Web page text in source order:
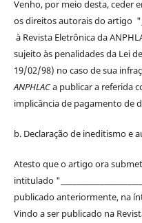
Venho, por meio desta, ceder
osdireitosautoraisdo artigo
à Revista Eletrônica da
sujeito às penalidades da Lei de
19/02/98) no caso de sua
ANPHLACa publicar a referida
implicância de pagamento de
b. Declaração de ineditismo e
Atesto que o artigo ora
intitulado
publicado anteriormente, na
Vindo a ser publicado na